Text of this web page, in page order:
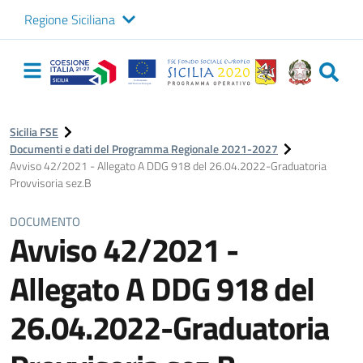
Regione Siciliana
Logo Sicilia FSE
Navigazione
principale
Sicilia FSE
Documenti e dati del Programma Regionale 2021-2027
Avviso 42/2021 - Allegato A DDG 918 del 26.04.2022-Graduatoria
Provvisoria sez.B
DOCUMENTO
Avviso 42/2021 -
Allegato A DDG 918 del
26.04.2022-Graduatoria